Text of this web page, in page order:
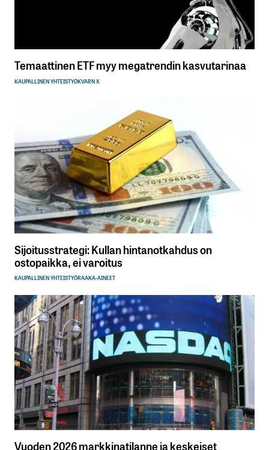
Temaattinen ETF myy megatrendin kasvutarinaa
KAUPALLINEN YHTEISTYÖKVARN X
Sijoitusstrategi: Kullan hintanotkahdus on
ostopaikka, ei varoitus
KAUPALLINEN YHTEISTYÖRAAKA-AINEET
Vuoden 2026 markkinatilanne ja keskeiset